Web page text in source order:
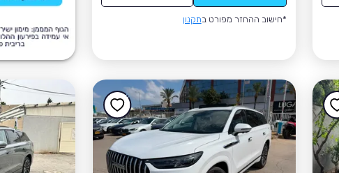
*חישוב ההחזר מפורט בתקנון